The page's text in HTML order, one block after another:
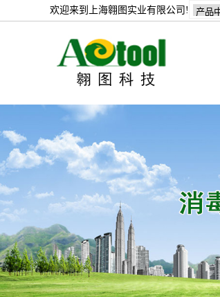
欢迎来到上海翱图实业有限公司!